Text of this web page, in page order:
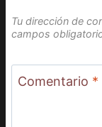
Tu dirección de
campos
Comentario *